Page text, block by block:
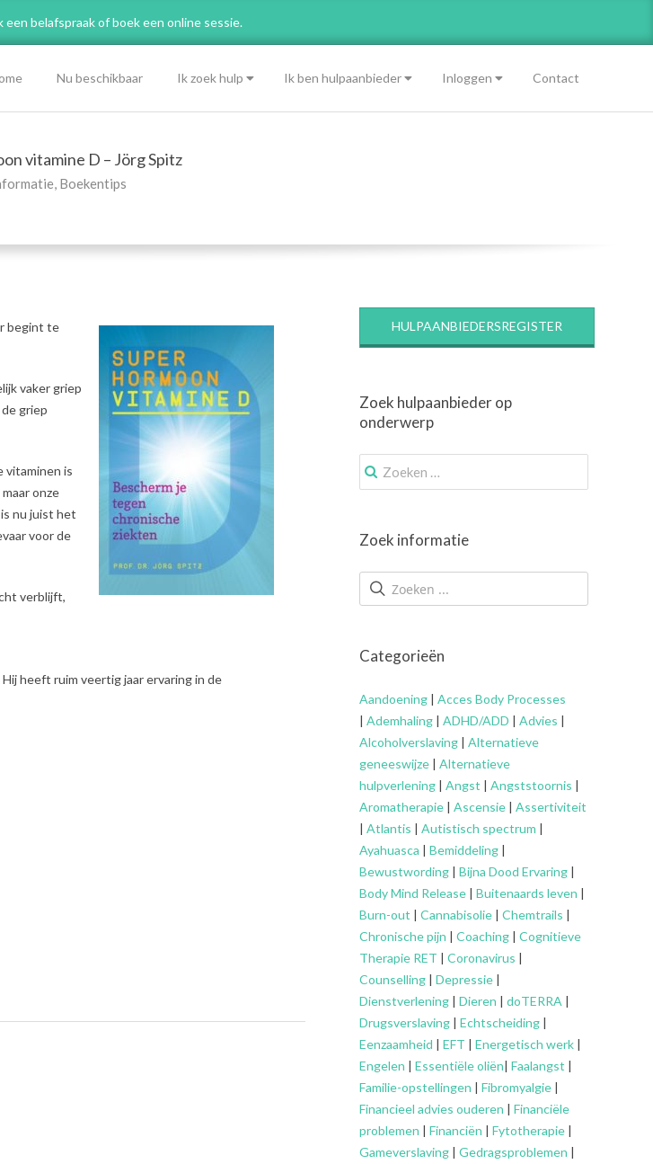
een belafspraakof boek een online sessie.
Nu beschikbaar Ik zoek hulp Ik ben hulpaanbieder Inloggen Contact
vitamine D – Jörg Spitz
, Boekentips
begint te
vaker griep
griep
vitaminen is
onze
nu juist het
voor de
verblijft,
heeft ruim veertig jaar ervaring in de
HULPAANBIEDERSREGISTER
Zoek hulpaanbieder op
onderwerp
Zoek
naar:
Zoek informatie
Categorieën
Aandoening | Acces Body Processes
| Ademhaling | ADHD/ADD | Advies |
Alcoholverslaving | Alternatieve
geneeswijze | Alternatieve
hulpverlening | Angst | Angststoornis |
Aromatherapie | Ascensie | Assertiviteit
| Atlantis | Autistisch spectrum |
Ayahuasca | Bemiddeling |
Bewustwording | Bijna Dood Ervaring |
Body Mind Release | Buitenaards leven |
Burn-out | Cannabisolie | Chemtrails |
Chronische pijn | Coaching | Cognitieve
Therapie RET | Coronavirus |
Counselling | Depressie |
Dienstverlening | Dieren | doTERRA |
Drugsverslaving | Echtscheiding |
Eenzaamheid | EFT | Energetisch werk |
Engelen | Essentiële oliën| Faalangst |
Familie-opstellingen | Fibromyalgie |
Financieel advies ouderen | Financiële
problemen | Financiën | Fytotherapie |
Gameverslaving | Gedragsproblemen |